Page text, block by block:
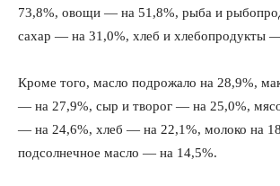
73,8%, овощи — на 51,8%, рыба и
сахар — на 31,0%, хлеб и хлебопродукты
Кроме того, масло подрожало на 28,9%,
— на 27,9%, сыр и творог — на 25,0%,
— на 24,6%, хлеб — на 22,1%, молоко на
подсолнечное масло — на 14,5%.